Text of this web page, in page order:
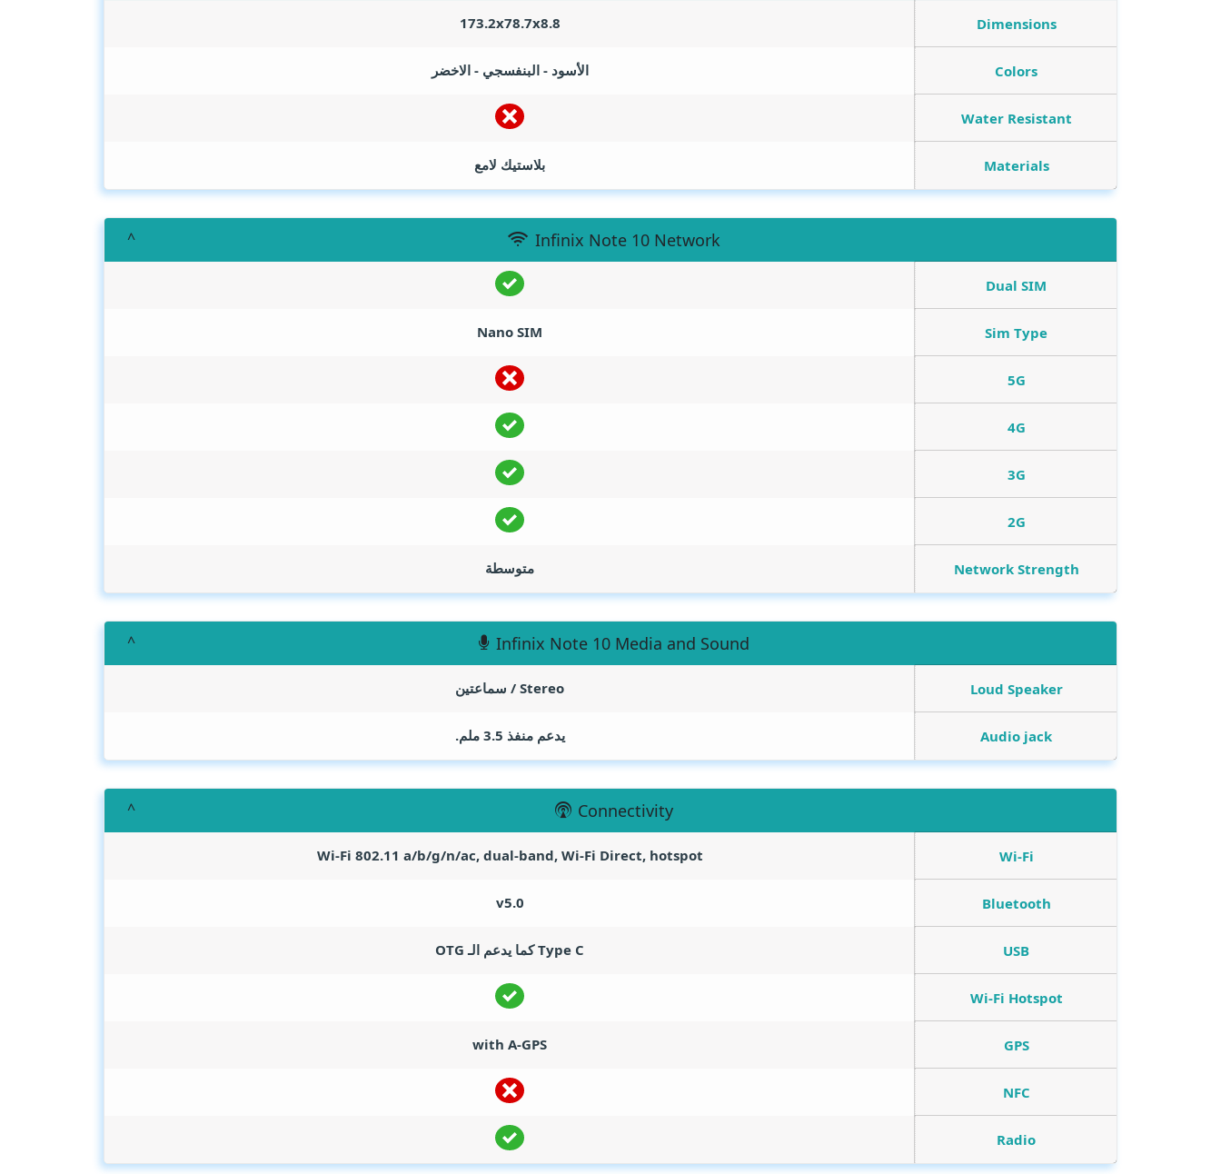
Dimensions
173.2x78.7x8.8
Colors الأسود - البنفسجي - الاخضر
Water Resistant
Materials بلاستيك لامع
Infinix Note 10 Network
Dual SIM
Sim Type
Nano SIM
5G
4G
3G
2G
Network Strength متوسطة
Infinix Note 10 Media and Sound
Loud Speaker Stereo / سماعتين
Audio jack يدعم منفذ 3.5 ملم.
Connectivity
Wi-Fi
Wi-Fi 802.11 a/b/g/n/ac, dual-band, Wi-Fi Direct, hotspot
Bluetooth
v5.0
USB Type C كما يدعم الـ OTG
Wi-Fi Hotspot
GPS
with A-GPS
NFC
Radio